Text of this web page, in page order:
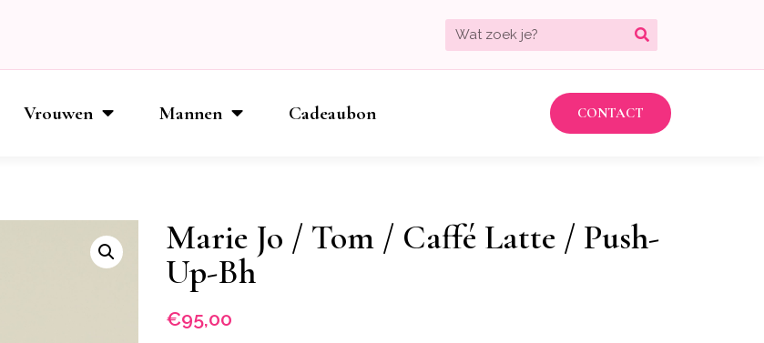
Vrouwen Mannen Cadeaubon CONTACT
Marie Jo / Tom / Caffé Latte / Push-
Up-Bh
€95,00